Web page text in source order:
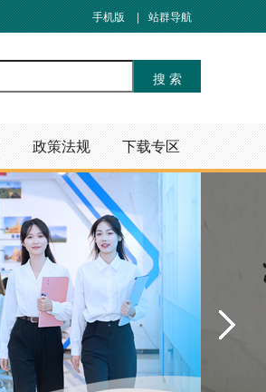
站群导航
手机版 |
政策法规 下载专区